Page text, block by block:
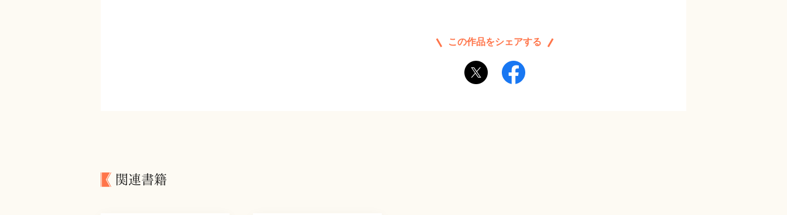
この作品をシェアする
関連書籍